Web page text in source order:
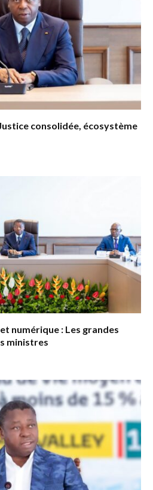
consolidée, écosystème
numérique : Les grandes
ministres